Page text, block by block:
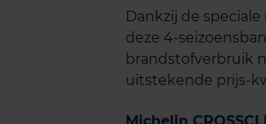
Dankzij de
deze 4-
brandstofverbruik
uitstekende prijs-